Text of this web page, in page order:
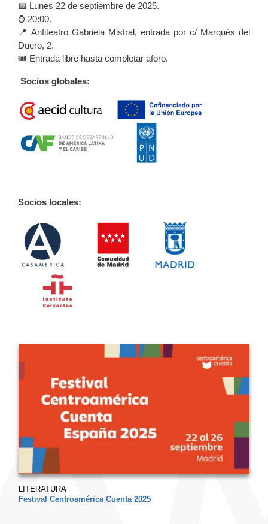
📅 Lunes 22 de septiembre de 2025.
⌚️ 20:00.
📍 Anfiteatro Gabriela Mistral, entrada por c/ Marqués del
Duero, 2.
🎟️ Entrada libre hasta completar aforo.
Socios globales:
Socios locales:
LITERATURA
Festival Centroamérica Cuenta 2025